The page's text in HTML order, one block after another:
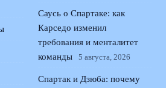
Саусь о Спартаке: как
Карседо изменил
требования и менталитет
команды
5 августа, 2026
Спартак и Дзюба: почему